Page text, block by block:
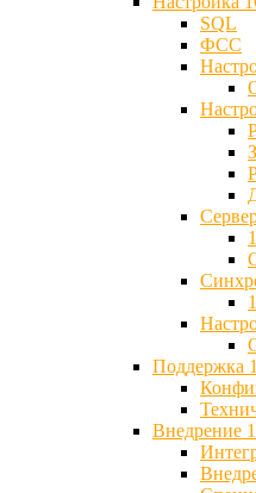
SQL
ФСС
Поддержка
Внедрение